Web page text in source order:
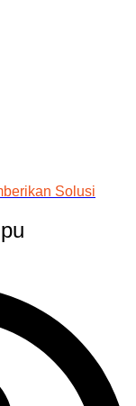
Solusi